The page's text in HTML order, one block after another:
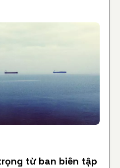
từ ban biên tập